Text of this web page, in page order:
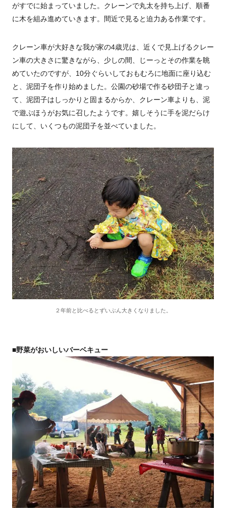
がすでに始まっていました。クレーンで丸太を持ち上げ、順番
に木を組み進めていきます。間近で見ると迫力ある作業です。
クレーン車が大好きな我が家の4歳児は、近くで見上げるクレー
ン車の大きさに驚きながら、少しの間、じーっとその作業を眺
めていたのですが、10分ぐらいしておもむろに地面に座り込む
と、泥団子を作り始めました。公園の砂場で作る砂団子と違っ
て、泥団子はしっかりと固まるからか、クレーン車よりも、泥
で遊ぶほうがお気に召したようです。嬉しそうに手を泥だらけ
にして、いくつもの泥団子を並べていました。
２年前と比べるとずいぶん大きくなりました。
■野菜がおいしいバーベキュー